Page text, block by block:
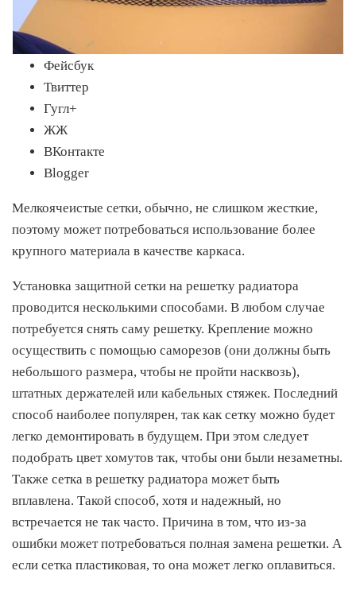
Фейсбук
Твиттер
Гугл+
ЖЖ
ВКонтакте
Blogger
Мелкоячеистые сетки, обычно, не слишком жесткие,
поэтому может потребоваться использование более
крупного материала в качестве каркаса.
Установка защитной сетки на решетку радиатора
проводится несколькими способами. В любом случае
потребуется снять саму решетку. Крепление можно
осуществить с помощью саморезов (они должны быть
небольшого размера, чтобы не пройти насквозь),
штатных держателей или кабельных стяжек. Последний
способ наиболее популярен, так как сетку можно будет
легко демонтировать в будущем. При этом следует
подобрать цвет хомутов так, чтобы они были незаметны.
Также сетка в решетку радиатора может быть
вплавлена. Такой способ, хотя и надежный, но
встречается не так часто. Причина в том, что из-за
ошибки может потребоваться полная замена решетки. А
если сетка пластиковая, то она может легко оплавиться.